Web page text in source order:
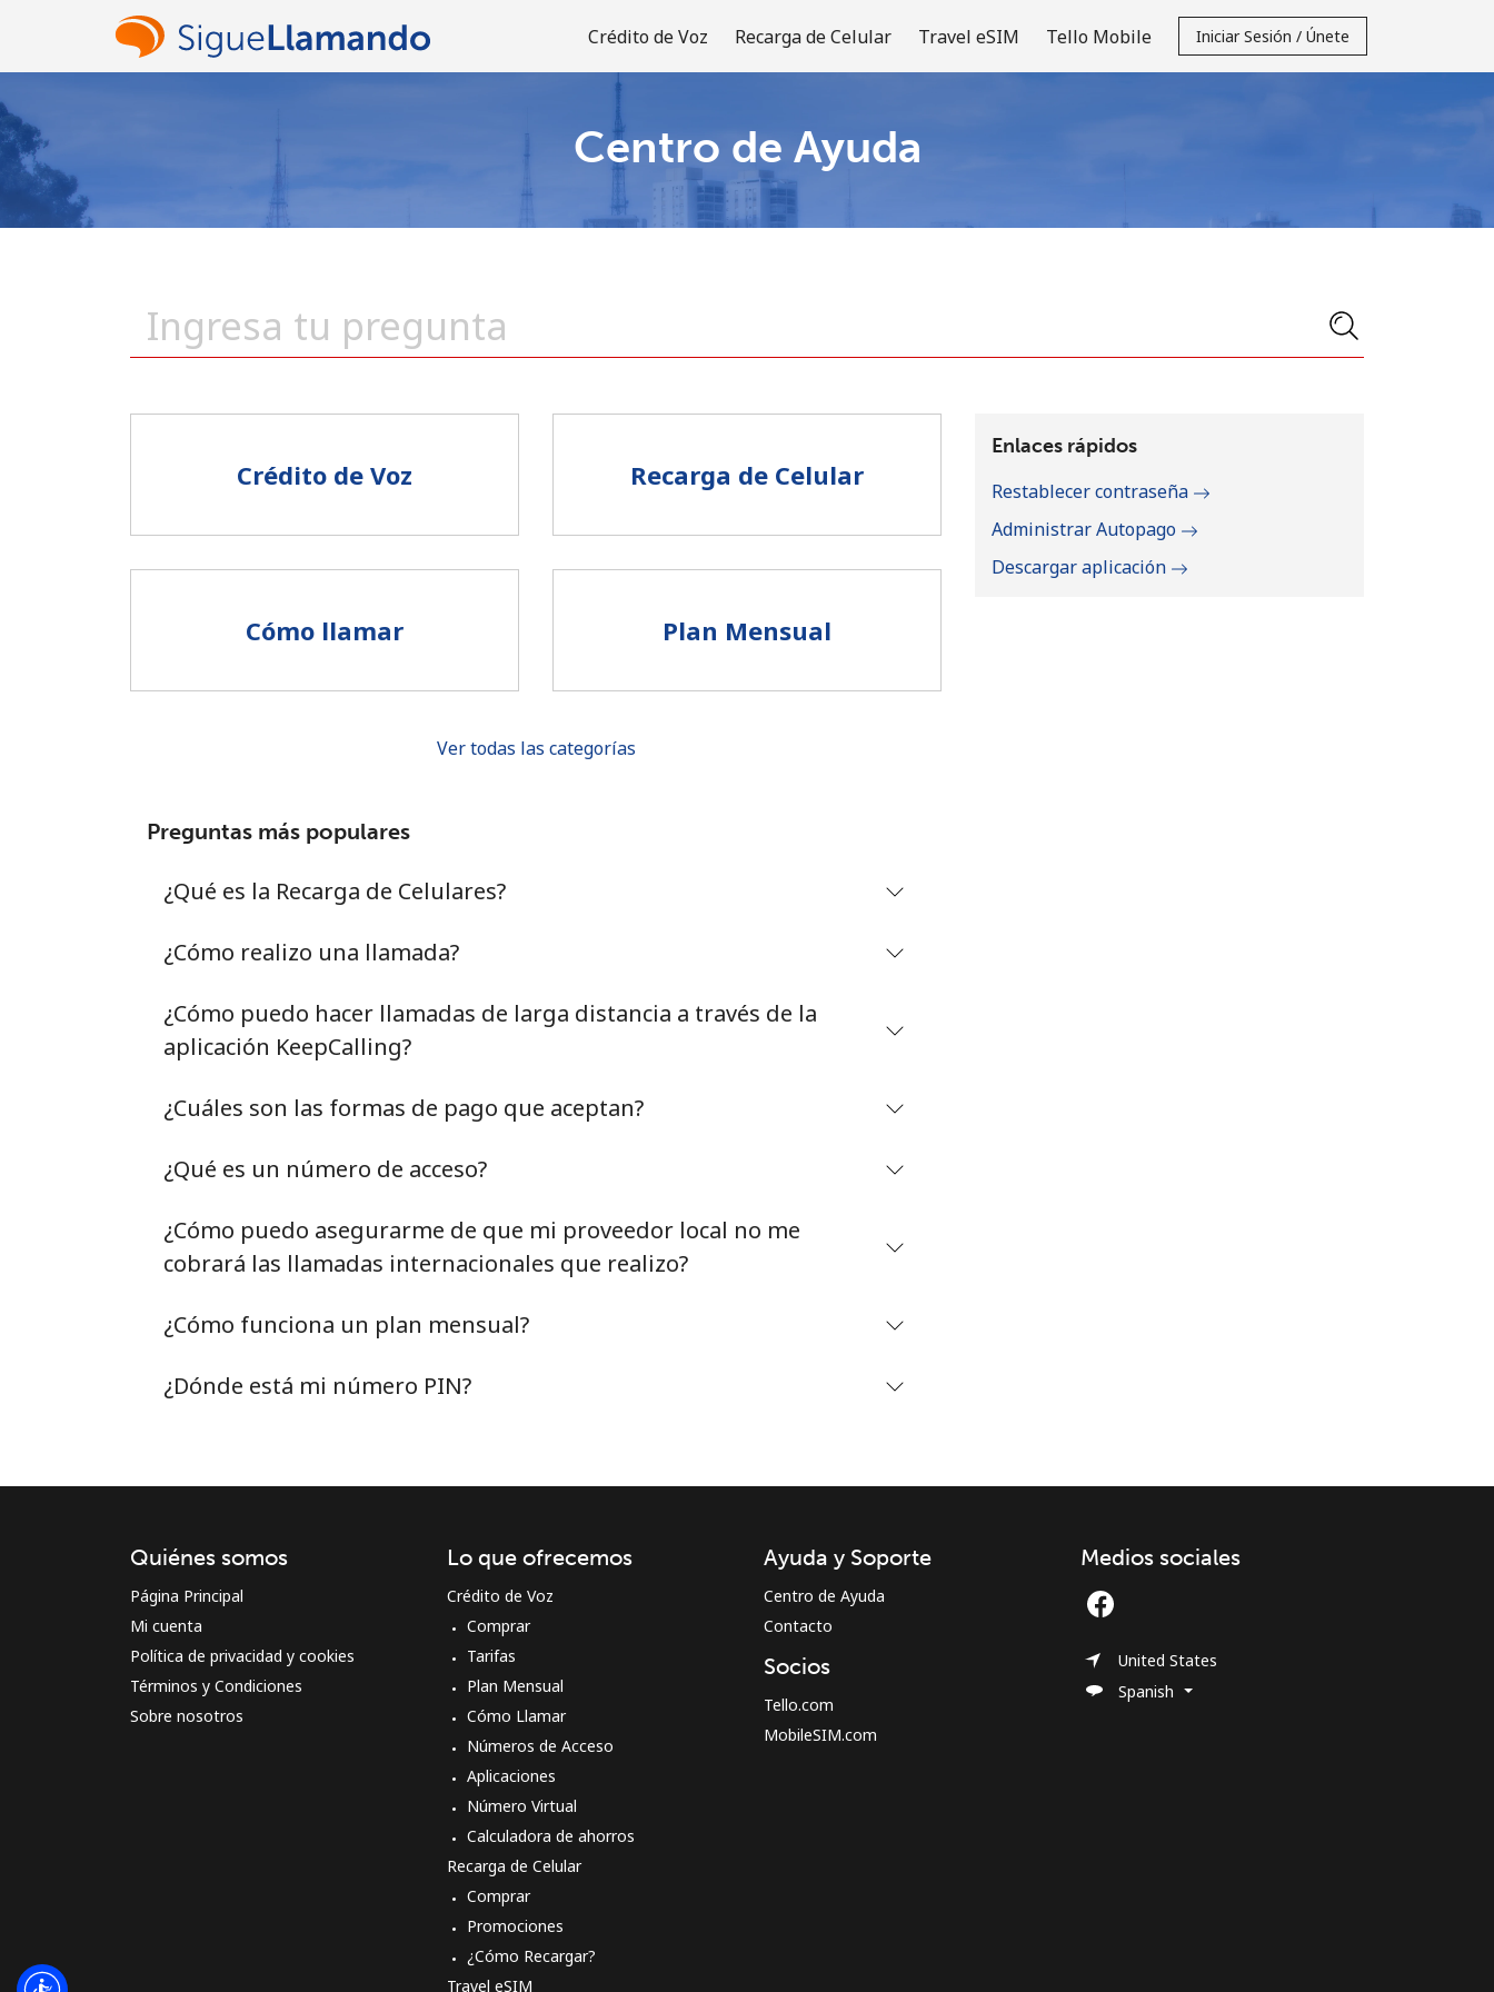
Crédito de Voz Recarga de Celular Travel eSIM Tello Mobile Iniciar Sesión / Únete
¡Bienvenido!
o
Al abrir una cuenta en este sitio web, estoy de
acuerdo con estos
REGÍSTRATE →
Centro de Ayuda
Crédito de Voz Recarga de Celular
Cómo llamar Plan Mensual
Ver todas las categorías
Preguntas más populares
¿Qué es la Recarga de Celulares?
¿Cómo realizo una llamada?
¿Cómo puedo hacer llamadas de larga distancia a través de la
aplicación KeepCalling?
¿Cuáles son las formas de pago que aceptan?
¿Qué es un número de acceso?
¿Cómo puedo asegurarme de que mi proveedor local no me
cobrará las llamadas internacionales que realizo?
¿Cómo funciona un plan mensual?
¿Dónde está mi número PIN?
Enlaces rápidos
Restablecer contraseña
Administrar Autopago
Descargar aplicación
Quiénes somos
Página Principal
Mi cuenta
Política de privacidad y cookies
Términos y Condiciones
Sobre nosotros
Lo que ofrecemos
Crédito de Voz
Comprar
Tarifas
Plan Mensual
Cómo Llamar
Números de Acceso
Aplicaciones
Número Virtual
Calculadora de ahorros
Recarga de Celular
Comprar
Promociones
¿Cómo Recargar?
Travel eSIM
Ayuda y Soporte
Centro de Ayuda
Contacto
Socios
Tello.com
MobileSIM.com
Medios sociales
United States
Spanish